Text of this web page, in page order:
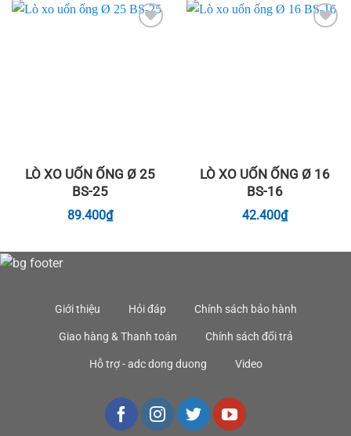
LÒ XO UỐN ỐNG Ø 25
BS-25
89.400₫
LÒ XO UỐN ỐNG Ø 16
BS-16
42.400₫
Giới thiệu Hỏi đáp Chính sách bảo hành
Giao hàng & Thanh toán Chính sách đổi trả
Hỗ trợ - adc dong duong Video